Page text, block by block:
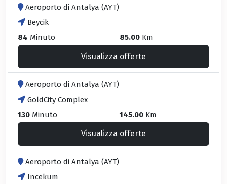
Aeroporto di Antalya (AYT)
Beycik
84 Minuto 85.00 Km
Visualizza offerte
Aeroporto di Antalya (AYT)
GoldCity Complex
130 Minuto 145.00 Km
Visualizza offerte
Aeroporto di Antalya (AYT)
Incekum